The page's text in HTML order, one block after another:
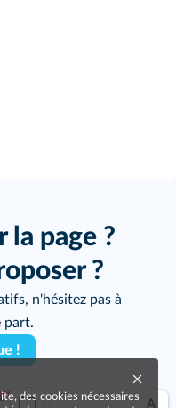
la page ?
?
n'hésitez pas à
part.
!
des cookies nécessaires